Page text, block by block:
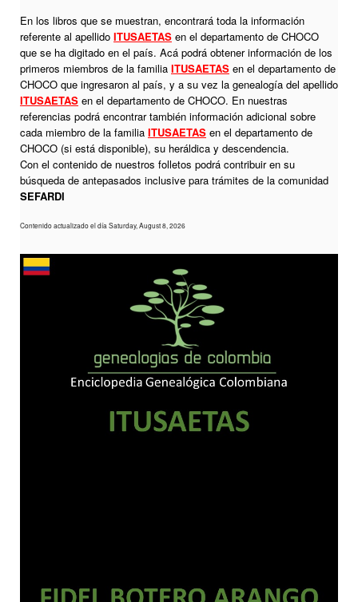
En los libros que se muestran, encontrará toda la información
referente al apellido ITUSAETAS en el departamento de CHOCO
que se ha digitado en el país. Acá podrá obtener información de los
primeros miembros de la familia ITUSAETAS en el departamento de
CHOCO que ingresaron al país, y a su vez la genealogía del apellido
ITUSAETAS en el departamento de CHOCO. En nuestras
referencias podrá encontrar también información adicional sobre
cada miembro de la familia ITUSAETAS en el departamento de
CHOCO (si está disponible), su heráldica y descendencia.
Con el contenido de nuestros folletos podrá contribuir en su
búsqueda de antepasados inclusive para trámites de la comunidad
SEFARDI
Contenido actualizado el día Saturday, August 8, 2026